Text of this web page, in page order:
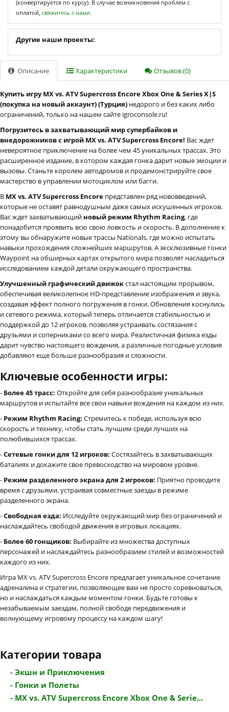
(конвертируется по курсу). В случае возникновения проблем с
оплатой, свяжитесь с нами.
Другие наши проекты:
Описание Характеристики Отзывов (0)
Купить игру MX vs. ATV Supercross Encore Xbox One & Series X|S
(покупка на новый аккаунт) (Турция) недорого и без каких либо
ограничений, только на нашем сайте igroconsole.ru!
Погрузитесь в захватывающий мир супербайков и
внедорожников с игрой MX vs. ATV Supercross Encore! Вас ждет
невероятное приключение на более чем 45 уникальных трассах. Это
расширенное издание, в котором каждая гонка дарит новые эмоции и
вызовы. Станьте королем автодромов и продемонстрируйте свое
мастерство в управлении мотоциклом или багги.
В MX vs. ATV Supercross Encore представлен ряд нововведений,
которые не оставят равнодушным даже самых искушенных игроков.
Вас ждет захватывающий новый режим Rhythm Racing, где
понадобится проявить всю свою ловкость и скорость. В дополнение к
этому вы обнаружите новые трассы Nationals, где можно испытать
навыки прохождения сложнейших маршрутов. А эксклюзивные гонки
Waypoint на обширных картах открытого мира позволят насладиться
исследованием каждой детали окружающего пространства.
Улучшенный графический движокстал настоящим прорывом,
обеспечивая великолепное HD-представление изображения и звука,
создавая эффект полного погружения в гонки. Обновления коснулись
и сетевого режима, который теперь отличается стабильностью и
поддержкой до 12 игроков, позволяя устраивать состязания с
друзьями и соперниками со всего мира. Реалистичная физика езды
дарит чувство настоящего вождения, а различные погодные условия
добавляют еще больше разнообразия и сложности.
Ключевые особенности игры:
- Более 45 трасс: Откройте для себя разнообразие уникальных
маршрутов и испытайте все свои навыки вождения на каждом из них.
- Режим Rhythm Racing: Стремитесь к победе, используя всю
скорость и технику, чтобы стать лучшим среди лучших на
полюбившихся трассах.
-Сетевые гонки для 12 игроков: Состязайтесь в захватывающих
баталиях и докажите свое превосходство на мировом уровне.
- Режим разделенного экрана для 2 игроков: Приятно проводите
время с друзьями, устраивая совместные заезды в режиме
разделенного экрана.
-Свободная езда: Исследуйте окружающий мир без ограничений и
наслаждайтесь свободой движения в игровых локациях.
- Более 60 гонщиков: Выбирайте из множества доступных
персонажей и наслаждайтесь разнообразием стилей и возможностей
каждого из них.
Игра MX vs. ATV Supercross Encore предлагает уникальное сочетание
адреналина и стратегии, позволяющее вам не просто соревноваться,
но и наслаждаться каждым моментом гонки. Будьте готовы к
незабываемым заездам, полной свободе передвижения и
волнующему игровому процессу на каждом шагу!
Категории товара
- Экшн и Приключения
- Гонки и Полеты
- MX vs. ATV Supercross Encore Xbox One & Serie...